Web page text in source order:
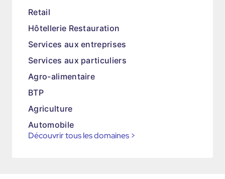
Retail
Hôtellerie Restauration
Services aux entreprises
Services aux particuliers
Agro-alimentaire
BTP
Agriculture
Automobile
Découvrir tous les domaines >